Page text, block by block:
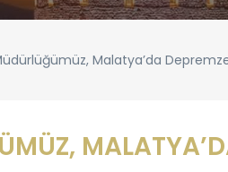
Malatya’da